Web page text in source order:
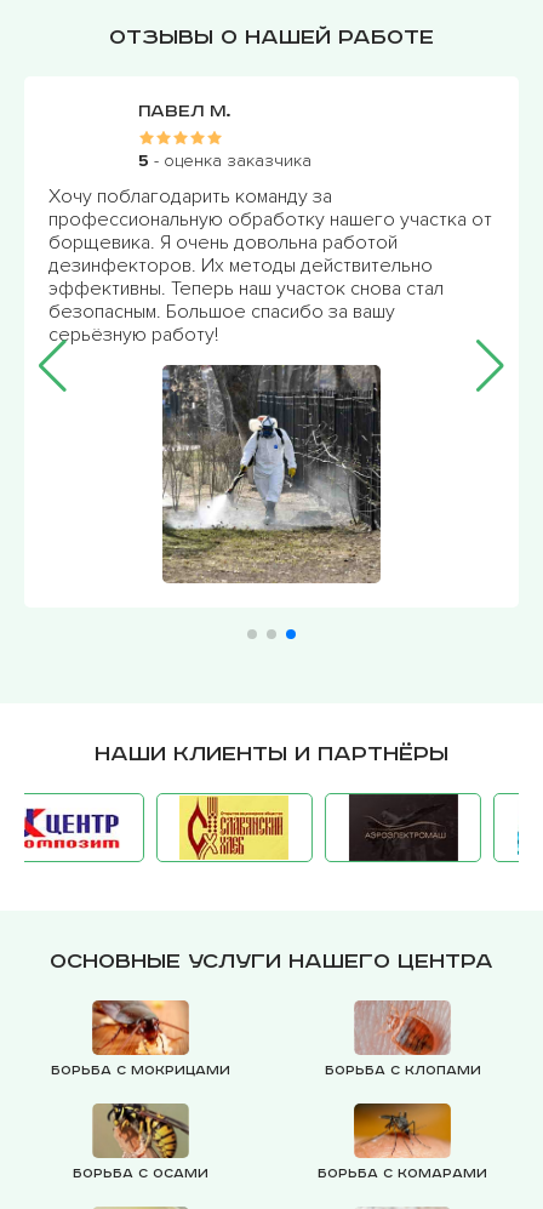
Отзывы о нашей работе
Павел М.
5 - оценка заказчика
Хочу поблагодарить команду за
профессиональную обработку нашего участка от
борщевика. Я очень довольна работой
дезинфекторов. Их методы действительно
эффективны. Теперь наш участок снова стал
безопасным. Большое спасибо за вашу
серьёзную работу!
Наши клиенты и партнёры
Основные услуги нашего центра
Борьба с мокрицами Борьба с клопами
Борьба с осами Борьба с комарами